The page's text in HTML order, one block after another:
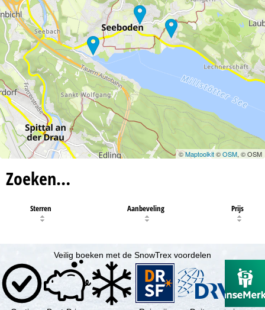
©Maptoolkit©OSM, © OSM
Zoeken…
Sterren Aanbeveling Prijs
Veilig boeken met de SnowTrex voordelen